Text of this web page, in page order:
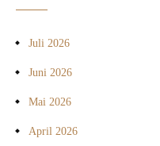
Juli 2026
Juni 2026
Mai 2026
April 2026